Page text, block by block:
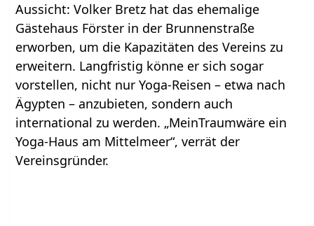
Aussicht: Volker Bretz hat das ehemalige
Gästehaus Förster in der Brunnenstraße
erworben, um die Kapazitäten des Vereins zu
erweitern. Langfristig könne er sich sogar
vorstellen, nicht nur Yoga-Reisen – etwa nach
Ägypten – anzubieten, sondern auch
international zu werden. „MeinTraumwäre ein
Yoga-Haus am Mittelmeer“, verrät der
Vereinsgründer.